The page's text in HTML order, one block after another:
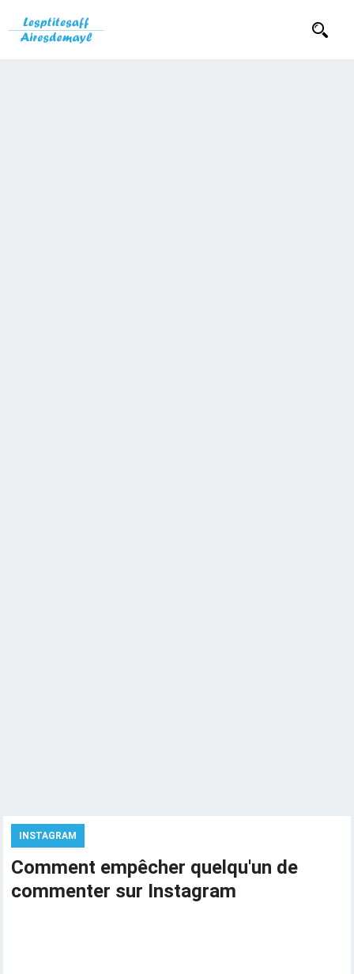
INSTAGRAM
Comment empêcher quelqu'un de
commenter sur Instagram